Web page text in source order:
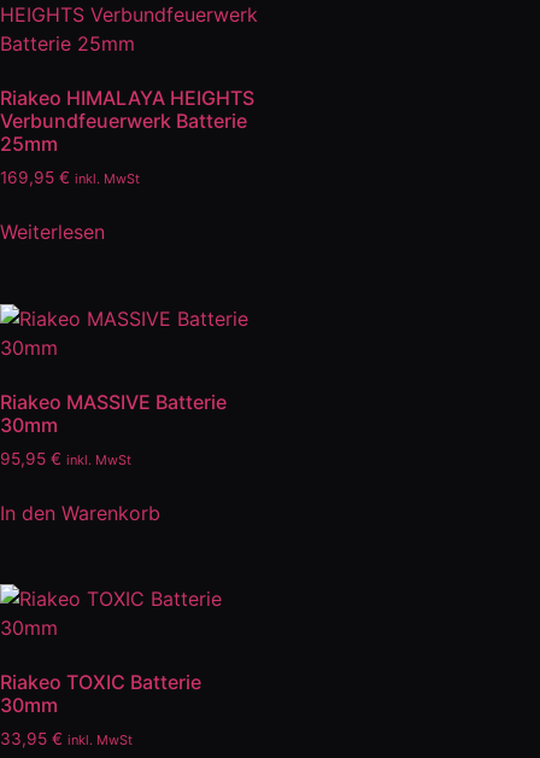
Riakeo HIMALAYA HEIGHTS
Verbundfeuerwerk Batterie
25mm
169,95 € inkl. MwSt
Weiterlesen
Riakeo MASSIVE Batterie
30mm
95,95 € inkl. MwSt
In den Warenkorb
Riakeo TOXIC Batterie
30mm
33,95 € inkl. MwSt